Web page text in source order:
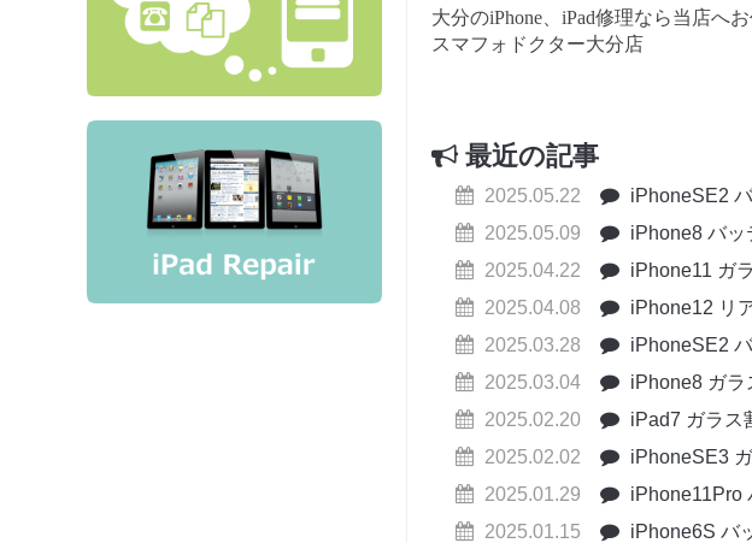
大分のiPhone、iPad修理なら当店へ
スマフォドクター大分店
最近の記事
2025.05.22
iPhoneSE2
2025.05.09
iPhone8 バッ
2025.04.22
iPhone11 ガ
2025.04.08
iPhone12 リ
2025.03.28
iPhoneSE2
2025.03.04
iPhone8 ガラ
2025.02.20
iPad7 ガラス
2025.02.02
iPhoneSE3
2025.01.29
iPhone11Pro
2025.01.15
iPhone6S バ